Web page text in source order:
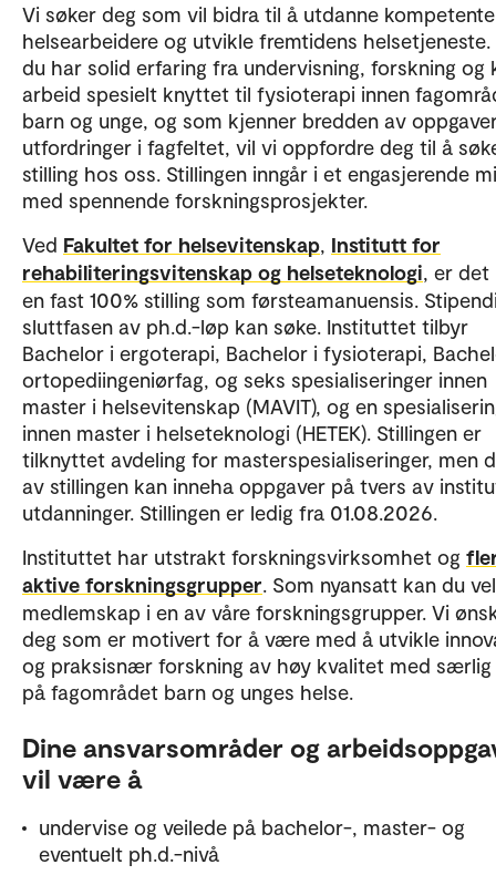
Vi søker deg som vil bidra til å utdanne kompetente
helsearbeidere og utvikle fremtidens helsetjeneste.
du har solid erfaring fra undervisning, forskning og
arbeid spesielt knyttet til fysioterapi innen
barn og unge, og som kjenner bredden av
utfordringer i fagfeltet, vil vi oppfordre deg til å
stilling hos oss. Stillingen inngår i et engasjerende
med spennende forskningsprosjekter.
Ved Fakultet for helsevitenskap, Institutt for
rehabiliteringsvitenskap og helseteknologi, er det
en fast 100% stilling som førsteamanuensis.
sluttfasen av ph.d.-løp kan søke. Instituttet tilbyr
Bachelor i ergoterapi, Bachelor i fysioterapi,
ortopediingeniørfag, og seks spesialiseringer innen
master i helsevitenskap (MAVIT), og en
innen master i helseteknologi (HETEK). Stillingen er
tilknyttet avdeling for masterspesialiseringer, men
av stillingen kan inneha oppgaver på tvers av
utdanninger. Stillingen er ledig fra 01.08.2026.
Instituttet har utstrakt forskningsvirksomhet og
aktive forskningsgrupper. Som nyansatt kan du
medlemskap i en av våre forskningsgrupper. Vi
deg som er motivert for å være med å utvikle
og praksisnær forskning av høy kvalitet med
på fagområdet barn og unges helse.
Dine ansvarsområder og
vil være å
undervise og veilede på bachelor-, master- og
eventuelt ph.d.-nivå